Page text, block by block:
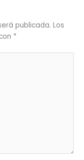
publicada. Los
*